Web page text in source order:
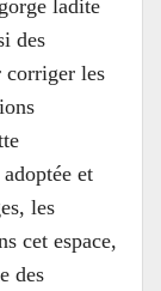
ladite
des
corriger les
et
les
cet espace,
des